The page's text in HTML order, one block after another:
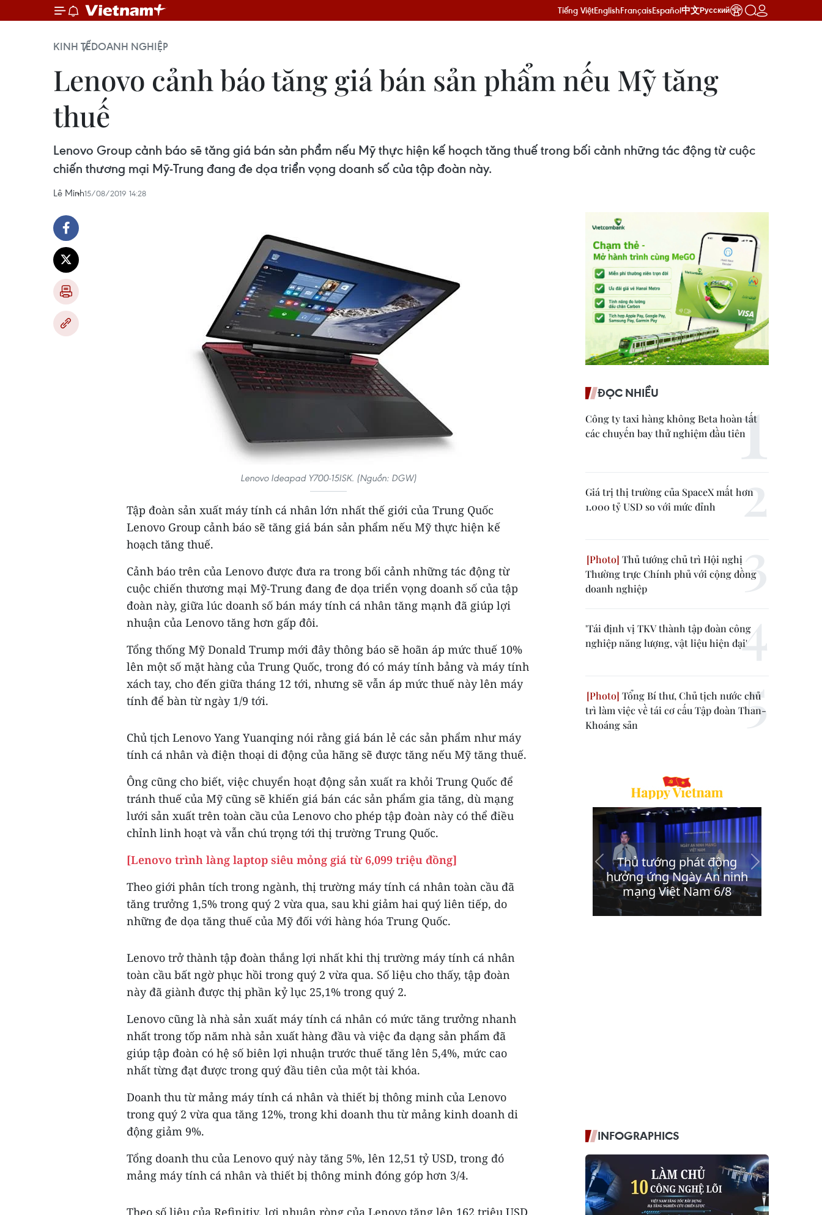
Tiếng ViệtEnglishFrançaisEspañol中文Русский
KINH TẾDOANH NGHIỆP
Lenovo cảnh báo tăng giá bán sản phẩm nếu Mỹ tăng
thuế
Lenovo Group cảnh báo sẽ tăng giá bán sản phẩm nếu Mỹ thực hiện kế hoạch tăng thuế trong bối cảnh những tác động từ cuộc
chiến thương mại Mỹ-Trung đang đe dọa triển vọng doanh số của tập đoàn này.
Lê Minh15/08/2019 14:28
Lenovo Ideapad Y700-15ISK. (Nguồn: DGW)
Tập đoàn sản xuất máy tính cá nhân lớn nhất thế giới của Trung Quốc
Lenovo Group cảnh báo sẽ tăng giá bán sản phẩm nếu Mỹ thực hiện kế
hoạch tăng thuế.
Cảnh báo trên của Lenovo được đưa ra trong bối cảnh những tác động từ
cuộc chiến thương mại Mỹ-Trung đang đe dọa triển vọng doanh số của tập
đoàn này, giữa lúc doanh số bán máy tính cá nhân tăng mạnh đã giúp lợi
nhuận của Lenovo tăng hơn gấp đôi.
Tổng thống Mỹ Donald Trump mới đây thông báo sẽ hoãn áp mức thuế 10%
lên một số mặt hàng của Trung Quốc, trong đó có máy tính bảng và máy tính
xách tay, cho đến giữa tháng 12 tới, nhưng sẽ vẫn áp mức thuế này lên máy
tính để bàn từ ngày 1/9 tới.
Chủ tịch Lenovo Yang Yuanqing nói rằng giá bán lẻ các sản phẩm như máy
tính cá nhân và điện thoại di động của hãng sẽ được tăng nếu Mỹ tăng thuế.
Ông cũng cho biết, việc chuyển hoạt động sản xuất ra khỏi Trung Quốc để
tránh thuế của Mỹ cũng sẽ khiến giá bán các sản phẩm gia tăng, dù mạng
lưới sản xuất trên toàn cầu của Lenovo cho phép tập đoàn này có thể điều
chỉnh linh hoạt và vẫn chú trọng tới thị trường Trung Quốc.
[Lenovo trình làng laptop siêu mỏng giá từ 6,099 triệu đồng]
Theo giới phân tích trong ngành, thị trường máy tính cá nhân toàn cầu đã
tăng trưởng 1,5% trong quý 2 vừa qua, sau khi giảm hai quý liên tiếp, do
những đe dọa tăng thuế của Mỹ đối với hàng hóa Trung Quốc.
Lenovo trở thành tập đoàn thắng lợi nhất khi thị trường máy tính cá nhân
toàn cầu bất ngờ phục hồi trong quý 2 vừa qua. Số liệu cho thấy, tập đoàn
này đã giành được thị phần kỷ lục 25,1% trong quý 2.
Lenovo cũng là nhà sản xuất máy tính cá nhân có mức tăng trưởng nhanh
nhất trong tốp năm nhà sản xuất hàng đầu và việc đa dạng sản phẩm đã
giúp tập đoàn có hệ số biên lợi nhuận trước thuế tăng lên 5,4%, mức cao
nhất từng đạt được trong quý đầu tiên của một tài khóa.
Doanh thu từ mảng máy tính cá nhân và thiết bị thông minh của Lenovo
trong quý 2 vừa qua tăng 12%, trong khi doanh thu từ mảng kinh doanh di
động giảm 9%.
Tổng doanh thu của Lenovo quý này tăng 5%, lên 12,51 tỷ USD, trong đó
mảng máy tính cá nhân và thiết bị thông minh đóng góp hơn 3/4.
Theo số liệu của Refinitiv, lợi nhuận ròng của Lenovo tăng lên 162 triệu USD
ĐỌC NHIỀU
Công ty taxi hàng không Beta hoàn tất
các chuyến bay thử nghiệm đầu tiên
Giá trị thị trường của SpaceX mất hơn
1.000 tỷ USD so với mức đỉnh
Thủ tướng chủ trì Hội nghị
Thường trực Chính phủ với cộng đồng
doanh nghiệp
'Tái định vị TKV thành tập đoàn công
nghiệp năng lượng, vật liệu hiện đại'
Tổng Bí thư, Chủ tịch nước chủ
trì làm việc về tái cơ cấu Tập đoàn Than-
Khoáng sản
INFOGRAPHICS